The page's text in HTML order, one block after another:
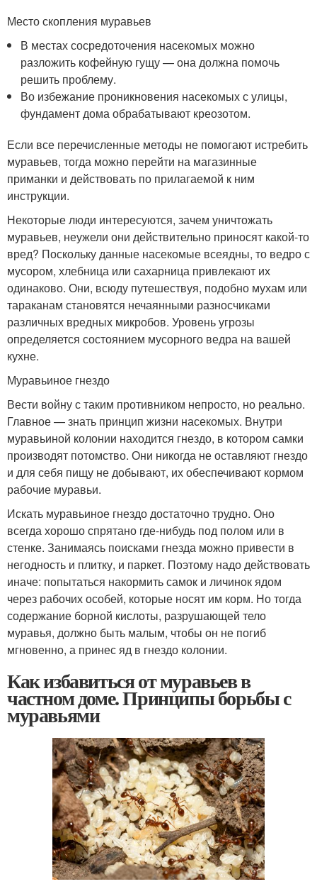
Место скопления муравьев
В местах сосредоточения насекомых можно
разложить кофейную гущу — она должна помочь
решить проблему.
Во избежание проникновения насекомых с улицы,
фундамент дома обрабатывают креозотом.
Если все перечисленные методы не помогают истребить
муравьев, тогда можно перейти на магазинные
приманки и действовать по прилагаемой к ним
инструкции.
Некоторые люди интересуются, зачем уничтожать
муравьев, неужели они действительно приносят какой-то
вред? Поскольку данные насекомые всеядны, то ведро с
мусором, хлебница или сахарница привлекают их
одинаково. Они, всюду путешествуя, подобно мухам или
тараканам становятся нечаянными разносчиками
различных вредных микробов. Уровень угрозы
определяется состоянием мусорного ведра на вашей
кухне.
Муравьиное гнездо
Вести войну с таким противником непросто, но реально.
Главное — знать принцип жизни насекомых. Внутри
муравьиной колонии находится гнездо, в котором самки
производят потомство. Они никогда не оставляют гнездо
и для себя пищу не добывают, их обеспечивают кормом
рабочие муравьи.
Искать муравьиное гнездо достаточно трудно. Оно
всегда хорошо спрятано где-нибудь под полом или в
стенке. Занимаясь поисками гнезда можно привести в
негодность и плитку, и паркет. Поэтому надо действовать
иначе: попытаться накормить самок и личинок ядом
через рабочих особей, которые носят им корм. Но тогда
содержание борной кислоты, разрушающей тело
муравья, должно быть малым, чтобы он не погиб
мгновенно, а принес яд в гнездо колонии.
Как избавиться от муравьев в
частном доме. Принципы борьбы с
муравьями